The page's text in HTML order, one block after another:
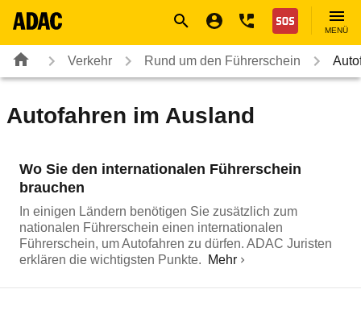
Nothilfe
MENÜ
Verkehr Rund um den Führerschein
Autofahren im Ausland
Wo Sie den internationalen Führerschein
brauchen
In einigen Ländern benötigen Sie zusätzlich zum
nationalen Führerschein einen internationalen
Führerschein, um Autofahren zu dürfen. ADAC Juristen
erklären die wichtigsten Punkte.
Mehr